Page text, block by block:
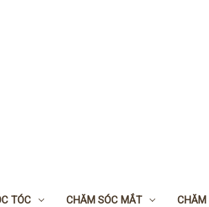
TÓC CHĂM SÓC MẮT CHĂM